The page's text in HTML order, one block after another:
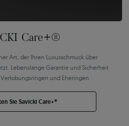
Care+®
Art, der Ihren Luxusschmuck über
Lebenslange Garantie und Sicherheit
und Eheringen
Sie Savicki Care+®